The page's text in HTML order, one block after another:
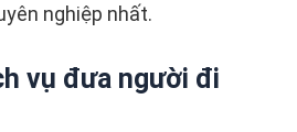
nghiệp nhất.
vụ đưa người đi